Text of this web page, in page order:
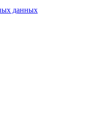
данных